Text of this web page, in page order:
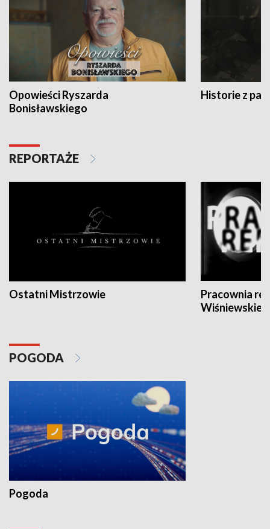
Opowieści Ryszarda
Bonisławskiego
Historie z
REPORTAŻE
Ostatni Mistrzowie
Pracownia
POGODA
Pogoda